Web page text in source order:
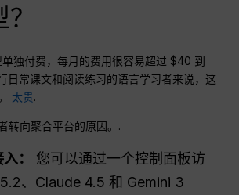
独付费，每月的费用很容易超过 $40 到
日常课文和阅读练习的语言学习者来说，这
太贵.
转向聚合平台的原因。.
：
您可以通过一个控制面板访
、Claude 4.5 和 Gemini 3